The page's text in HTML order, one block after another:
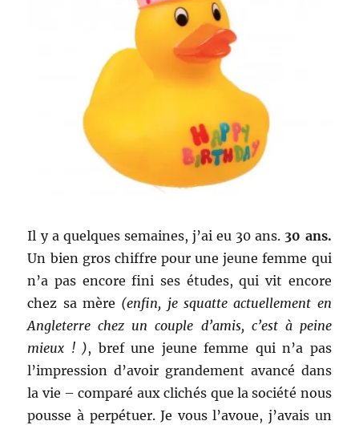
Il y a quelques semaines, j’ai eu 30 ans. 30 ans.
Un bien gros chiffre pour une jeune femme qui
n’a pas encore fini ses études, qui vit encore
chez sa mère (enfin, je squatte actuellement en
Angleterre chez un couple d’amis, c’est à peine
mieux ! ), bref une jeune femme qui n’a pas
l’impression d’avoir grandement avancé dans
la vie – comparé aux clichés que la société nous
pousse à perpétuer. Je vous l’avoue, j’avais un